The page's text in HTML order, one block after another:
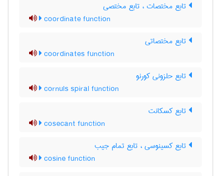
تابع مختصات ، تابع مختصی
coordinate function
تابع مختصاتی
coordinates function
تابع حلزونی کورنو
cornuls spiral function
تابع کسکانت
cosecant function
تابع کسینوسی ، تابع تمام جیب
cosine function